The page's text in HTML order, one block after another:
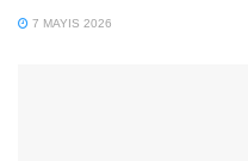
7 MAYIS 2026